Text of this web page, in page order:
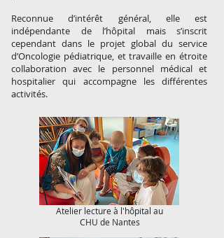
Reconnue d’intérêt général, elle est
indépendante de l’hôpital mais s’inscrit
cependant dans le projet global du service
d’Oncologie pédiatrique, et travaille en étroite
collaboration avec le personnel médical et
hospitalier qui accompagne les différentes
activités.
Atelier lecture à l'hôpital au
CHU de Nantes